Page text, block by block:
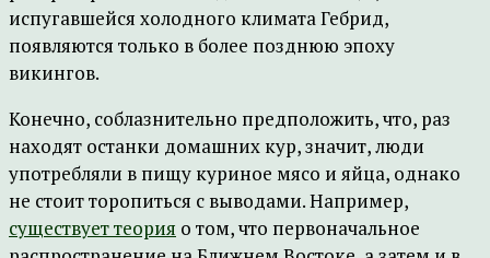
испугавшейся холодного климата Гебрид,
появляются только в более позднюю эпоху
викингов.
Конечно, соблазнительно предположить, что, раз
находят останки домашних кур, значит, люди
употребляли в пищу куриное мясо и яйца, однако
не стоит торопиться с выводами. Например,
существует теория о том, что первоначальное